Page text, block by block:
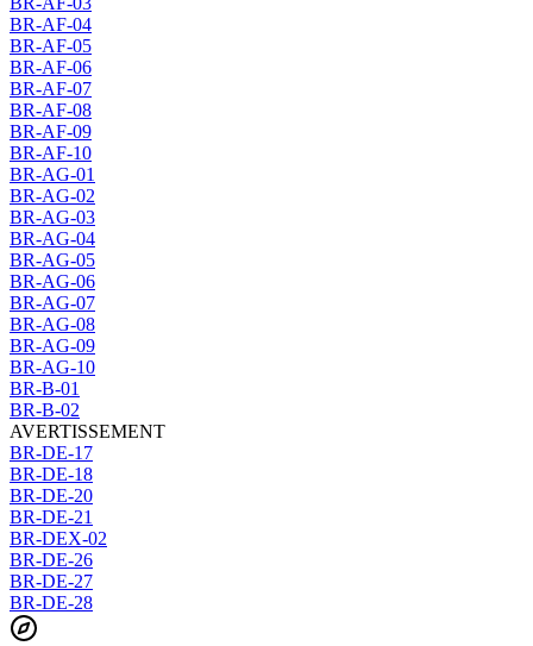
BR-AF-04
BR-AF-05
BR-AF-06
BR-AF-07
BR-AF-08
BR-AF-09
BR-AF-10
BR-AG-01
BR-AG-02
BR-AG-03
BR-AG-04
BR-AG-05
BR-AG-06
BR-AG-07
BR-AG-08
BR-AG-09
BR-AG-10
BR-B-01
BR-B-02
AVERTISSEMENT
BR-DE-17
BR-DE-18
BR-DE-20
BR-DE-21
BR-DEX-02
BR-DE-26
BR-DE-27
BR-DE-28